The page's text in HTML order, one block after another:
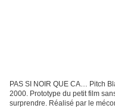
PAS SI NOIR QUE CA… Pitch
2000. Prototype du petit film
surprendre. Réalisé par le